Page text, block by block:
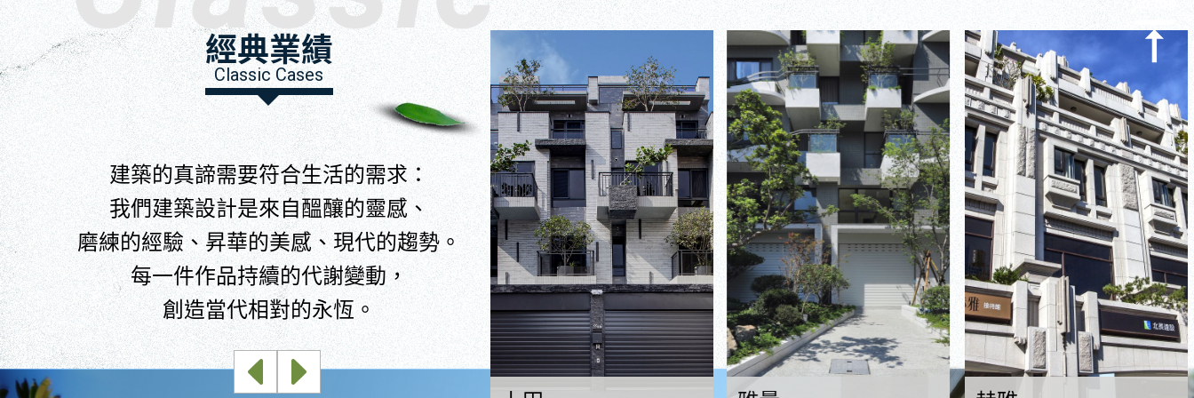
經典業績
Classic Cases
建築的真諦需要符合生活的需求：
我們建築設計是來自醞釀的靈感、
磨練的經驗、昇華的美感、現代的趨勢。
每一件作品持續的代謝變動，
創造當代相對的永恆。